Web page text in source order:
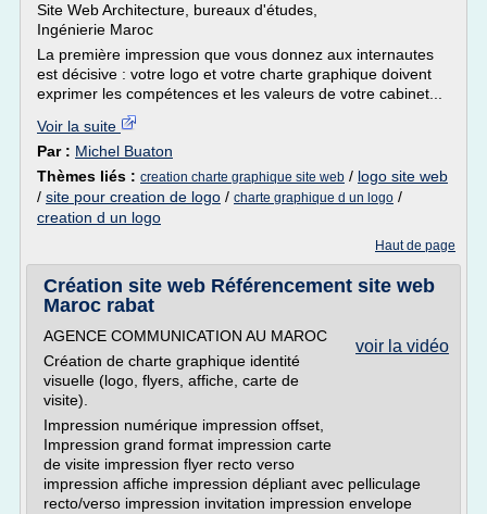
Site Web Architecture, bureaux d'études,
Ingénierie Maroc
La première impression que vous donnez aux internautes
est décisive : votre logo et votre charte graphique doivent
exprimer les compétences et les valeurs de votre cabinet...
Voir la suite
Par : Michel Buaton
Thèmes liés : creation charte graphique site web / logo site web
/ site pour creation de logo / charte graphique d un logo /
creation d un logo
Haut de page
Création site web Référencement site web
Maroc rabat
voir la vidéo
AGENCE COMMUNICATION AU MAROC
Création de charte graphique identité
visuelle (logo, flyers, affiche, carte de
visite).
Impression numérique impression offset,
Impression grand format impression carte
de visite impression flyer recto verso
impression affiche impression dépliant avec pelliculage
recto/verso impression invitation impression envelope